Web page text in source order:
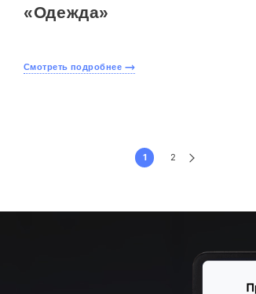
«Одежда»
Смотреть подробнее
1 2